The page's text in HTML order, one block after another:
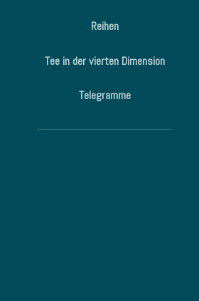
Reihen
Tee in der vierten Dimension
Telegramme